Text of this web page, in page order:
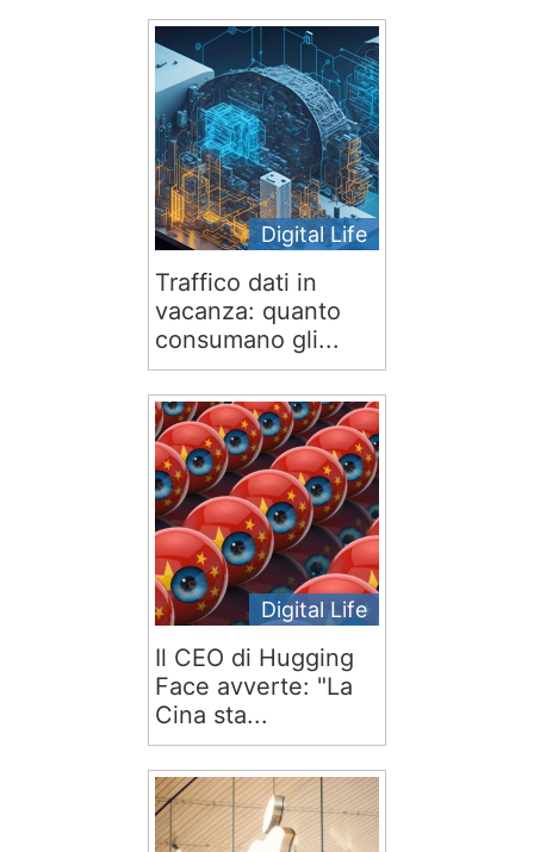
Digital Life
Traffico dati in
vacanza: quanto
consumano gli...
Digital Life
Il CEO di Hugging
Face avverte: "La
Cina sta...